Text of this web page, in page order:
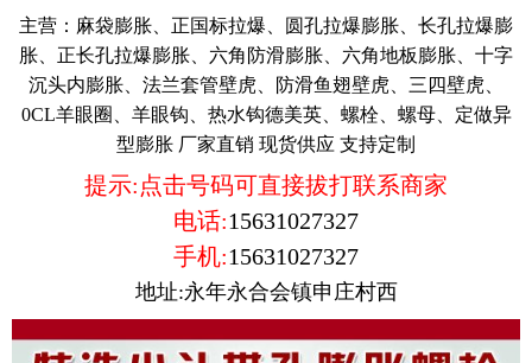
主营： 麻袋膨胀、正国标拉爆、圆孔拉爆膨胀、长孔拉爆膨
胀、正长孔拉爆膨胀、六角防滑膨胀、六角地板膨胀、十字
沉头内膨胀、法兰套管壁虎、防滑鱼翅壁虎、三四壁虎、
0CL羊眼圈、羊眼钩、热水钩德美英、螺栓、螺母、定做异
型膨胀 厂家直销 现货供应 支持定制
提示:点击号码可直接拔打联系商家
电话:15631027327
手机:15631027327
地址:永年永合会镇申庄村西